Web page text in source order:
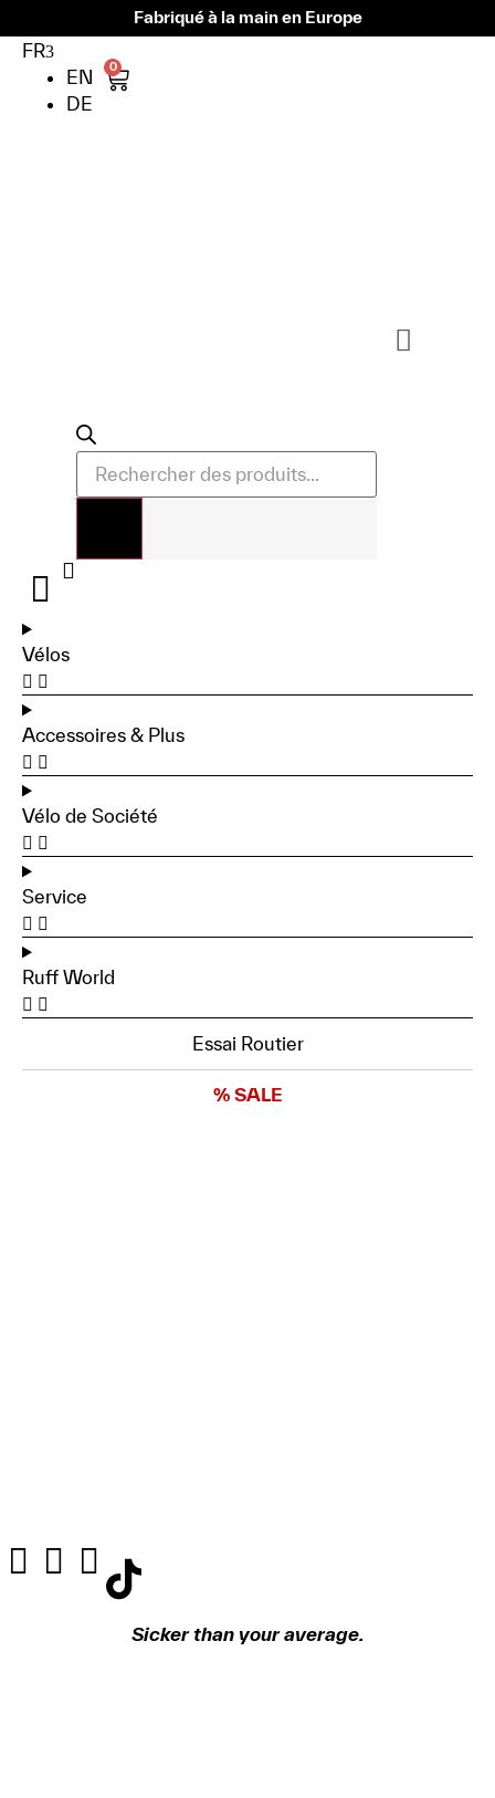
Fabriqué à la main en Europe
FR
EN
DE
0
Vélos
Accessoires & Plus
Vélo de Société
Service
Ruff World
Essai Routier
% SALE
Sicker than your average.